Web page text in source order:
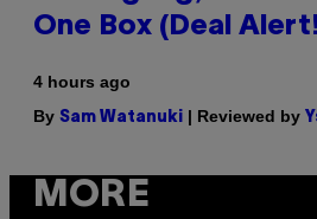
One Box (Deal
4 hours ago
By Sam Watanuki | Reviewed by
MORE